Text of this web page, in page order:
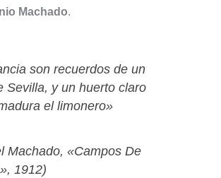
Machado.
son recuerdos de un
Sevilla, y un huerto claro
el limonero»
Machado, «Campos De
1912)